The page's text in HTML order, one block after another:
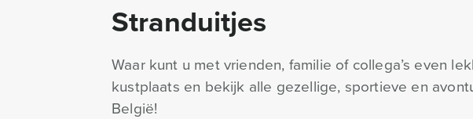
Stranduitjes
Waar kunt u met vrienden, familie of collega’s even
kustplaats en bekijk alle gezellige, sportieve en
België!